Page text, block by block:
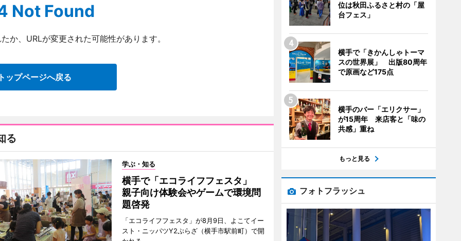
Not Found
か、URLが変更された可能性があります。
ップページへ戻る
る
学ぶ・知る
横手で「エコライフフェスタ」
親子向け体験会やゲームで環境問
題啓発
「エコライフフェスタ」が8月9日、よこてイー
スト・ニッパツY2ぷらざ（横手市駅前町）で開
位は秋田ふるさと村の「屋
台フェス」
横手で「きかんしゃトーマ
スの世界展」 出版80周年
で原画など175点
横手のバー「エリクサー」
が15周年 来店客と「味の
共感」重ね
もっと見る
フォトフラッシュ